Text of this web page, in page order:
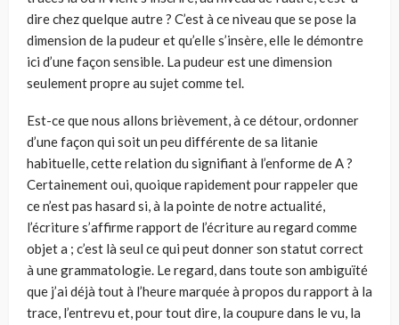
dire chez quelque autre ? C’est à ce niveau que se pose la
dimension de la pudeur et qu’elle s’insère, elle le démontre
ici d’une façon sensible. La pudeur est une dimension
seulement propre au sujet comme tel.
Est-ce que nous allons brièvement, à ce détour, ordonner
d’une façon qui soit un peu différente de sa litanie
habituelle, cette relation du signifiant à l’enforme de A ?
Certainement oui, quoique rapidement pour rappeler que
ce n’est pas hasard si, à la pointe de notre actualité,
l’écriture s’affirme rapport de l’écriture au regard comme
objet a ; c’est là seul ce qui peut donner son statut correct
à une grammatologie. Le regard, dans toute son ambiguïté
que j’ai déjà tout à l’heure marquée à propos du rapport à la
trace, l’entrevu et, pour tout dire, la coupure dans le vu, la